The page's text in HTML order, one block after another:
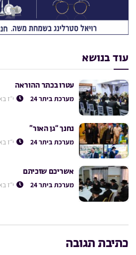
עוד בנושא
עטרו בכתר ההוראה
מערכת ביתר 24 י״ז
נחנך “גן האור”
מערכת ביתר 24 י״ז
אשריכם שזכיתם
מערכת ביתר 24 י״ז
כתיבת תגובה